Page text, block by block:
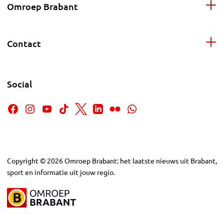
Omroep Brabant
Contact
Social
Copyright © 2026Omroep Brabant: het laatste nieuws uit Brabant,
sport en informatie uit jouw regio.